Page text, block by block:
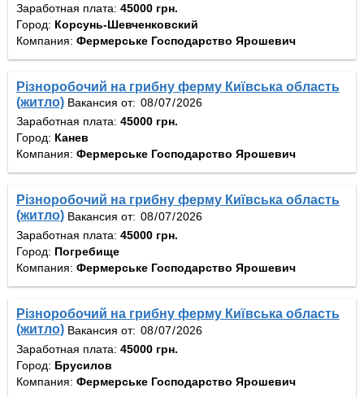
Заработная плата: 45000 грн.
Город: Корсунь-Шевченковский
Компания: Фермерське Господарство Ярошевич
Різноробочий на грибну ферму Київська область
(житло) Вакансия от:
Заработная плата: 45000 грн.
Город: Канев
Компания: Фермерське Господарство Ярошевич
Різноробочий на грибну ферму Київська область
(житло) Вакансия от:
Заработная плата: 45000 грн.
Город: Погребище
Компания: Фермерське Господарство Ярошевич
Різноробочий на грибну ферму Київська область
(житло) Вакансия от:
Заработная плата: 45000 грн.
Город: Брусилов
Компания: Фермерське Господарство Ярошевич